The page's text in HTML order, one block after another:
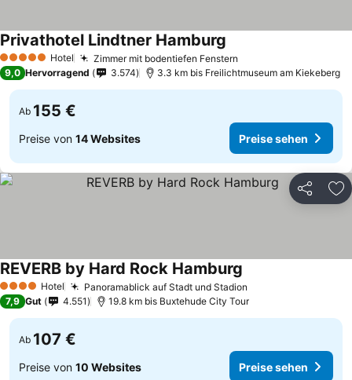
5 Sterne Hotel Zimmer mit bodentiefen Fenstern
Privathotel Lindtner Hamburg
9,0 Hervorragend 3.574 3.3 km bis Freilichtmuseum am Kiekeberg
Ab 155 €
Preise von 14 Websites Preise sehen
Teilen
4 Sterne Hotel Panoramablick auf Stadt und Stadion
REVERB by Hard Rock Hamburg
7,9 Gut 4.551 19.8 km bis Buxtehude City Tour
Ab 107 €
Preise von 10 Websites Preise sehen